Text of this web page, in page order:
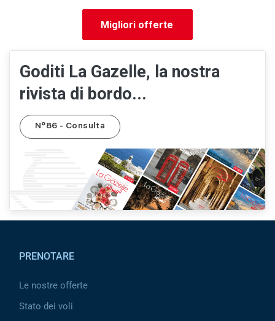
Migliori offerte
Goditi La Gazelle, la nostra
rivista di bordo...
N°86 - Consulta
PRENOTARE
Le nostre offerte
Stato dei voli